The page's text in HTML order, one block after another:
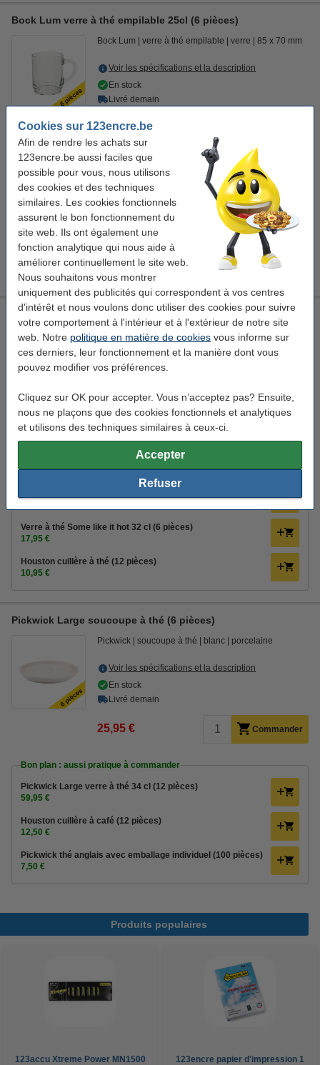
Cookies sur 123encre.be
Afin de rendre les achats sur
123encre.be aussi faciles que
possible pour vous, nous utilisons
des cookies et des techniques
similaires. Les cookies fonctionnels
assurent le bon fonctionnement du
site web. Ils ont également une
fonction analytique qui nous aide à
améliorer continuellement le site web.
Nous souhaitons vous montrer
uniquement des publicités qui correspondent à vos centres
d'intérêt et nous voulons donc utiliser des cookies pour suivre
votre comportement à l'intérieur et à l'extérieur de notre site
web. Notre politique en matière de cookies vous informe sur
ces derniers, leur fonctionnement et la manière dont vous
pouvez modifier vos préférences.
Cliquez sur OK pour accepter. Vous n’acceptez pas? Ensuite,
nous ne plaçons que des cookies fonctionnels et analytiques
et utilisons des techniques similaires à ceux-ci.
Accepter
Refuser
Bock Lum verre à thé empilable 25cl (6 pièces)
Bock Lum verre à thé empilable verre 85 x 70 mm
Voir les spécifications et la description
En stock
Livré demain
13,95 €
Bon plan : aussi pratique à commander !
Houston cuillère à thé (12 pièces)
10,95 €
Pickwick thé anglais sans emballage individuel (100 pièces)
7,50 €
Grocier thermos en acier inoxydable 1,5 litres - noir
27,50 €
Pickwick repose-sachet de thé (6 pièces) - blanc
Pickwick porte-sachet de thé porcelaine blanc
Voir les spécifications et la description
Livré demain
19,95 €
Bon plan : commandez également
Verre à thé Some like it hot 32 cl (6 pièces)
17,95 €
Houston cuillère à thé (12 pièces)
10,95 €
Pickwick Large soucoupe à thé (6 pièces)
Pickwick soucoupe à thé blanc porcelaine
Voir les spécifications et la description
En stock
Livré demain
25,95 € Commander
Bon plan : aussi pratique à commander
Pickwick Large verre à thé 34 cl (12 pièces)
59,95 €
Houston cuillère à café (12 pièces)
12,50 €
Pickwick thé anglais avec emballage individuel (100 pièces)
7,50 €
Produits populaires
123accu Xtreme Power MN1500
123encre papier d'impression 1